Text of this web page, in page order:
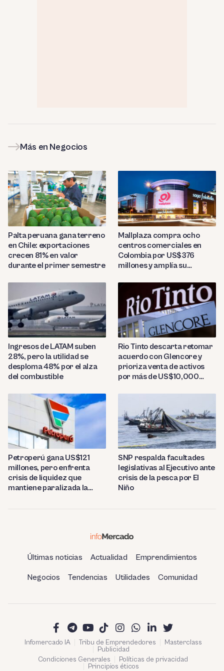
Más en Negocios
Palta peruana gana terreno
en Chile: exportaciones
crecen 81% en valor
durante el primer semestre
Mallplaza compra ocho
centros comerciales en
Colombia por US$376
millones y amplía su
Ingresos de LATAM suben
28%, pero la utilidad se
desploma 48% por el alza
del combustible
Rio Tinto descarta retomar
acuerdo con Glencore y
prioriza venta de activos
por más de US$10,000
Petroperú gana US$121
millones, pero enfrenta
crisis de liquidez que
mantiene paralizada la
SNP respalda facultades
legislativas al Ejecutivo ante
crisis de la pesca por El
Niño
Últimas noticias Actualidad Emprendimientos
Negocios Tendencias Utilidades Comunidad
Infomercado IA Tribu de Emprendedores
Masterclass
Publicidad
Condiciones Generales
Políticas de privacidad
Principios éticos